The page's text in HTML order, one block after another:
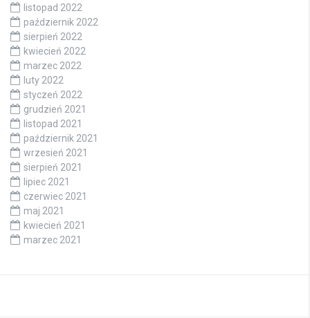
listopad 2022
październik 2022
sierpień 2022
kwiecień 2022
marzec 2022
luty 2022
styczeń 2022
grudzień 2021
listopad 2021
październik 2021
wrzesień 2021
sierpień 2021
lipiec 2021
czerwiec 2021
maj 2021
kwiecień 2021
marzec 2021